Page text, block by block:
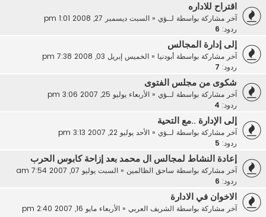
اقتراح للاداره
آخر مشاركة بواسطة لــؤي« السبت ديسمبر 27, 2008 1:01 pm
ردود: 6
إلى إدارة المجالس
آخر مشاركة بواسطة أبودنيا« الخميس إبريل 03, 2008 7:38 pm
ردود: 7
شكوى من مجلس الفتوى
آخر مشاركة بواسطة لــؤي« الأربعاء يوليو 25, 2007 3:06 pm
ردود: 4
إلى الإدارة ..مع التحية
آخر مشاركة بواسطة لــؤي« الأحد يوليو 22, 2007 3:13 pm
ردود: 5
إعادة النشاط لمجالس ال محمد بعد إزاحة كابوس الحرب
آخر مشاركة بواسطة ساحق الظالمين« السبت يوليو 07, 2007 7:54 am
ردود: 6
الاخوان في الادارة
آخر مشاركة بواسطة الشريف العربي« الأربعاء مايو 16, 2007 2:40 pm